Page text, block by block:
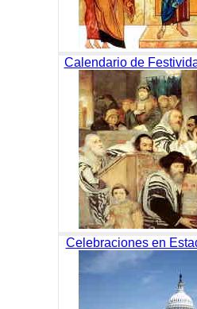
Calendario de
Celebraciones en